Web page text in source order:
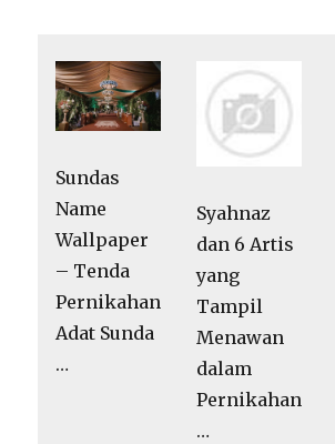
Sundas
Name
Wallpaper
– Tenda
Pernikahan
Adat Sunda
…
Syahnaz
dan 6 Artis
yang
Tampil
Menawan
dalam
Pernikahan
…